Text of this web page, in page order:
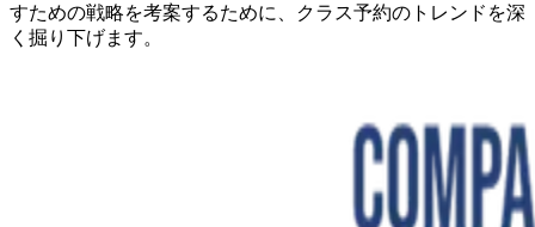
すための戦略を考案するために、クラス予約のトレンドを深
く掘り下げます。